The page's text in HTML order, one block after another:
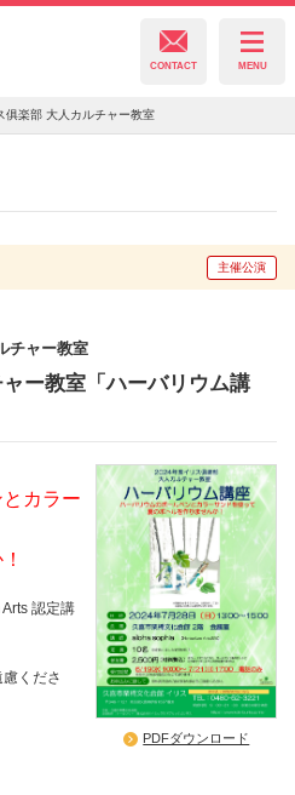
MENU
CONTACT
俱楽部 大人カルチャー教室
主催公演
チャー教室
ー教室「ハーバリウム講
カラー
認定講
くださ
PDFダウンロード